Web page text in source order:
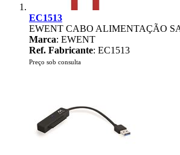
EC1513
EWENT CABO ALIMENTAÇÃO
Marca: EWENT
Ref. Fabricante: EC1513
Preço sob consulta